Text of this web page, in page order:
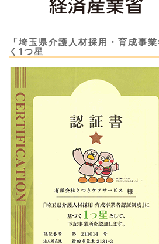
「埼玉県介護人材採用・育成事
く1つ星